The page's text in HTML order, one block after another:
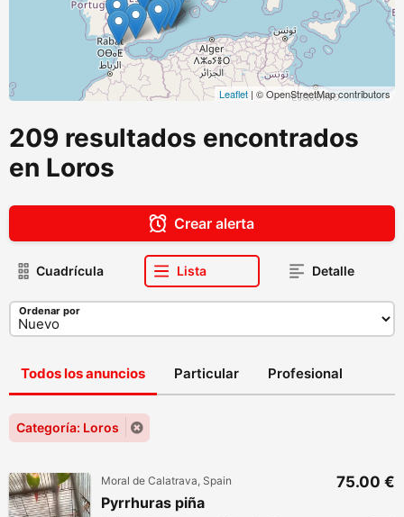
Leaflet | © OpenStreetMap contributors
209 resultados encontrados
en Loros
Crear alerta
Cuadrícula Lista Detalle
Ordenar por
Todos los anuncios Particular Profesional
Categoría: Loros
Moral de Calatrava, Spain
Pyrrhuras piña
75.00 €